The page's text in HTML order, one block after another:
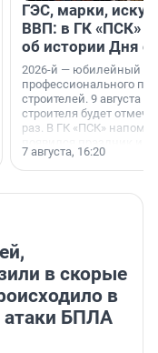
ГЭС, марки,
ВВП: в ГК «ПСК»
об истории Дня
2026-й — юбилейный
профессионального
строителей. 9 августа
строителя будет
раз. В ГК «ПСК»
поменялась роль
7 августа, 16:20
в скорые
в
атаки БПЛА